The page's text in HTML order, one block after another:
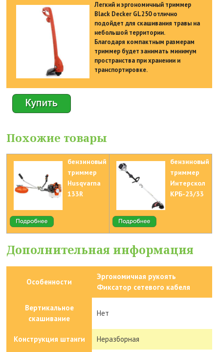
Легкий и эргономичный триммер
Black Decker GL250 отлично
подойдет для скашивания травы на
небольшой территории.
Благодаря компактным размерам
триммер будет занимать минимум
пространства при хранении и
транспортировке.
Похожие товары
бензиновый
триммер
Husqvarna
133R
бензиновый
триммер
Интерскол
КРБ-23/33
Дополнительная информация
Особенности
Эргономичная рукоять
Фиксатор сетевого кабеля
Вертикальное
скашивание
Нет
Конструкция штанги Неразборная